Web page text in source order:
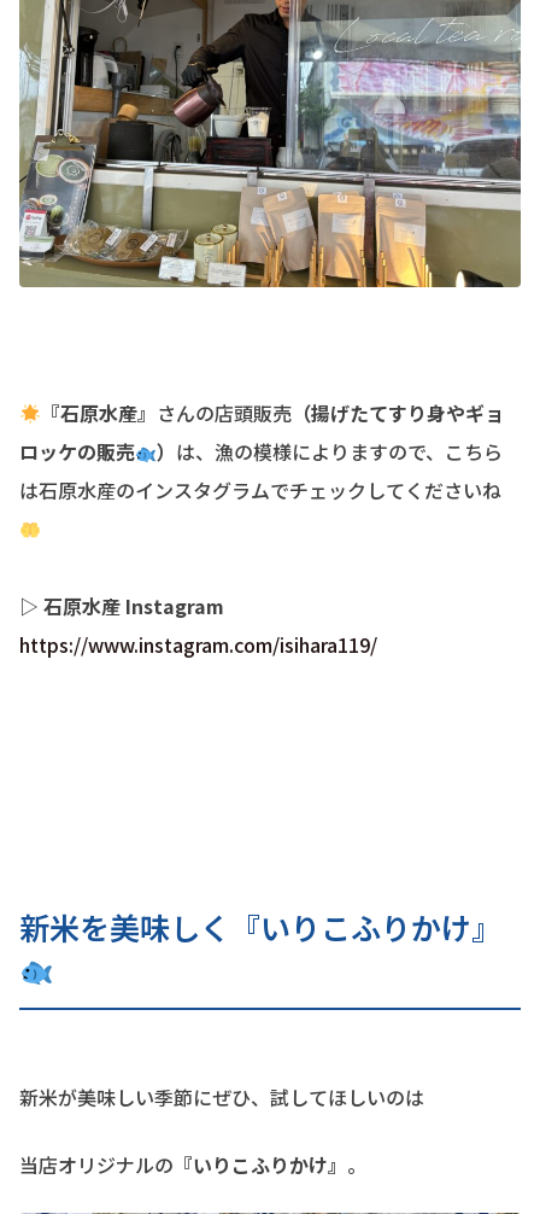
『石原水産』 さんの店頭販売 （揚げたてすり身やギョ
ロッケの販売
） は、漁の模様によりますので、こちら
は石原水産のインスタグラムでチェックしてくださいね
▷ 石原水産 Instagram
https://www.instagram.com/isihara119/
新米を美味しく『いりこふりかけ』
新米が美味しい季節にぜひ、試してほしいのは
当店オリジナルの 『いりこふりかけ』 。